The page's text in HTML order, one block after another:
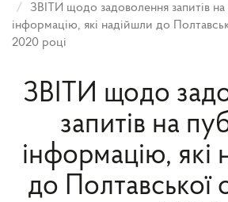
ЗВІТИ щодо задоволення запитів на
інформацію, які надійшли до
2020 році
ЗВІТИ щодо
запитів на
інформацію, які
до Полтавської